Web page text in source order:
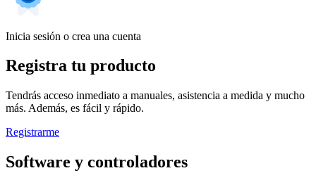
Inicia sesión o crea una cuenta
Registra tu producto
Tendrás acceso inmediato a manuales, asistencia a medida y mucho
más. Además, es fácil y rápido.
Registrarme
Software y controladores